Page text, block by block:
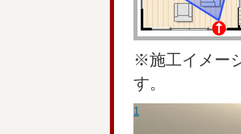
※施工イメー
す。
1